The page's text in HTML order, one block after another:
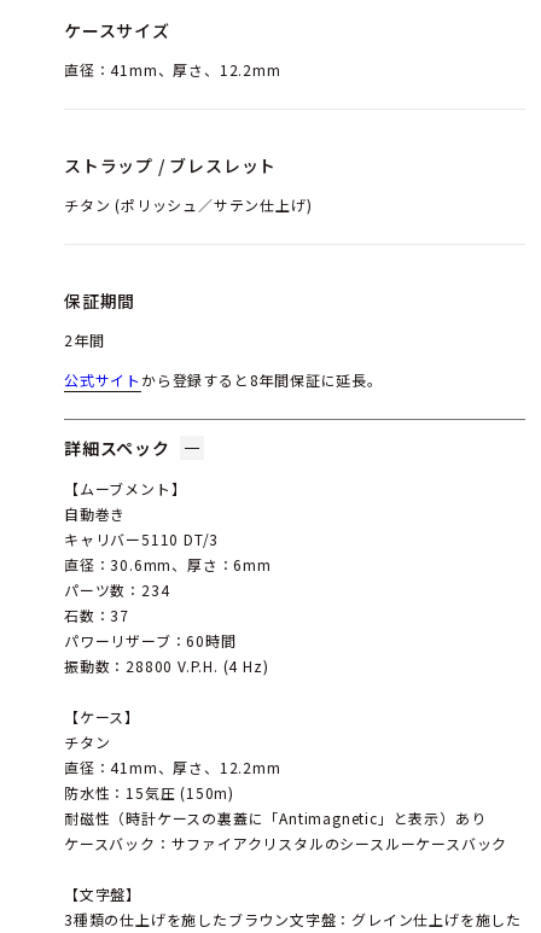
ケースサイズ
直径：41mm、厚さ、12.2mm
ストラップ / ブレスレット
チタン (ポリッシュ／サテン仕上げ)
保証期間
2年間
公式サイト から登録すると8年間保証に延長。
詳細スペック
【ムーブメント】
自動巻き
キャリバー5110 DT/3
直径：30.6mm、厚さ：6mm
パーツ数：234
石数：37
パワーリザーブ：60時間
振動数：28800 V.P.H. (4 Hz)
【ケース】
チタン
直径：41mm、厚さ、12.2mm
防水性：15気圧 (150m)
耐磁性（時計ケースの裏蓋に「Antimagnetic」と表示）あり
ケースバック：サファイアクリスタルのシースルーケースバック
【文字盤】
3種類の仕上げを施したブラウン文字盤：グレイン仕上げを施した